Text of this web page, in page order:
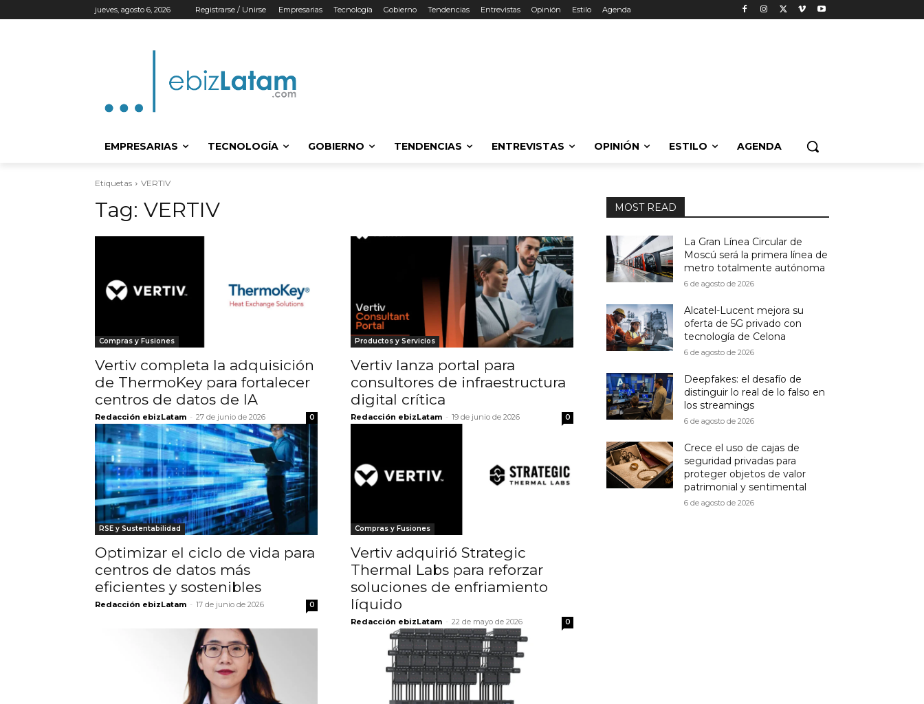
jueves, agosto 6, 2026 Registrarse / Unirse Empresarias Tecnología Gobierno Tendencias Entrevistas Opinión Estilo Agenda
EMPRESARIAS TECNOLOGÍA GOBIERNO TENDENCIAS ENTREVISTAS OPINIÓN ESTILO AGENDA
Etiquetas VERTIV
Tag: VERTIV
Compras y Fusiones
Vertiv completa la adquisición
de ThermoKey para fortalecer
centros de datos de IA
Redacción ebizLatam - 27 de junio de 2026 0
Productos y Servicios
Vertiv lanza portal para
consultores de infraestructura
digital crítica
Redacción ebizLatam - 19 de junio de 2026 0
RSE y Sustentabilidad
Optimizar el ciclo de vida para
centros de datos más
eficientes y sostenibles
Redacción ebizLatam - 17 de junio de 2026 0
Compras y Fusiones
Vertiv adquirió Strategic
Thermal Labs para reforzar
soluciones de enfriamiento
líquido
Redacción ebizLatam - 22 de mayo de 2026 0
MOST READ
La Gran Línea Circular de
Moscú será la primera línea de
metro totalmente autónoma
6 de agosto de 2026
Alcatel-Lucent mejora su
oferta de 5G privado con
tecnología de Celona
6 de agosto de 2026
Deepfakes: el desafío de
distinguir lo real de lo falso en
los streamings
6 de agosto de 2026
Crece el uso de cajas de
seguridad privadas para
proteger objetos de valor
patrimonial y sentimental
6 de agosto de 2026